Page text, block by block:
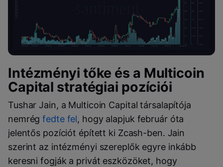
Intézményi tőke és a Multicoin
Capital stratégiai pozíciói
Tushar Jain, a Multicoin Capital társalapítója
nemrégfedte fel, hogy alapjuk február óta
jelentős pozíciót épített ki Zcash-ben. Jain
szerint az intézményi szereplők egyre inkább
keresni fogják a privát eszközöket, hogy